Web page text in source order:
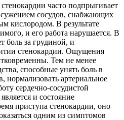
часто подпрыгивает
сужением сосудов, снабжающих
кислородом. В результате
и его работа нарушается. В
боль за грудиной, и
стенокардии. Ощущения
Тем не менее
способные унять боль в
нормализовать артериальное
сердечно-сосудистой
и состояние
приступа стенокардии, оно
одним из симптомов